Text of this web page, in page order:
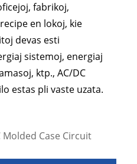
fabrikoj,
en lokoj, kie
devas esti
sistemoj, energiaj
ktp., AC/DC
estas pli vaste uzata.
Case Circuit